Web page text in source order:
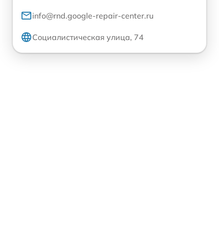
info@rnd.google-repair-center.ru
Социалистическая улица, 74